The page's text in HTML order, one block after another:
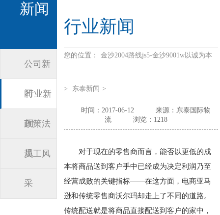
新闻
公司新
闻
行业新
闻
政策法
规
员工风
采
行业新闻
您的位置： 金沙2004路线js5-金沙9001w以诚为本
> 东泰新闻 >
时间：2017-06-12
来源：东泰国际物
流
浏览：1218
对于现在的零售商而言，能否以更低的成
本将商品送到客户手中已经成为决定利润乃至
经营成败的关键指标——在这方面，电商亚马
逊和传统零售商沃尔玛却走上了不同的道路。
传统配送就是将商品直接配送到客户的家中，